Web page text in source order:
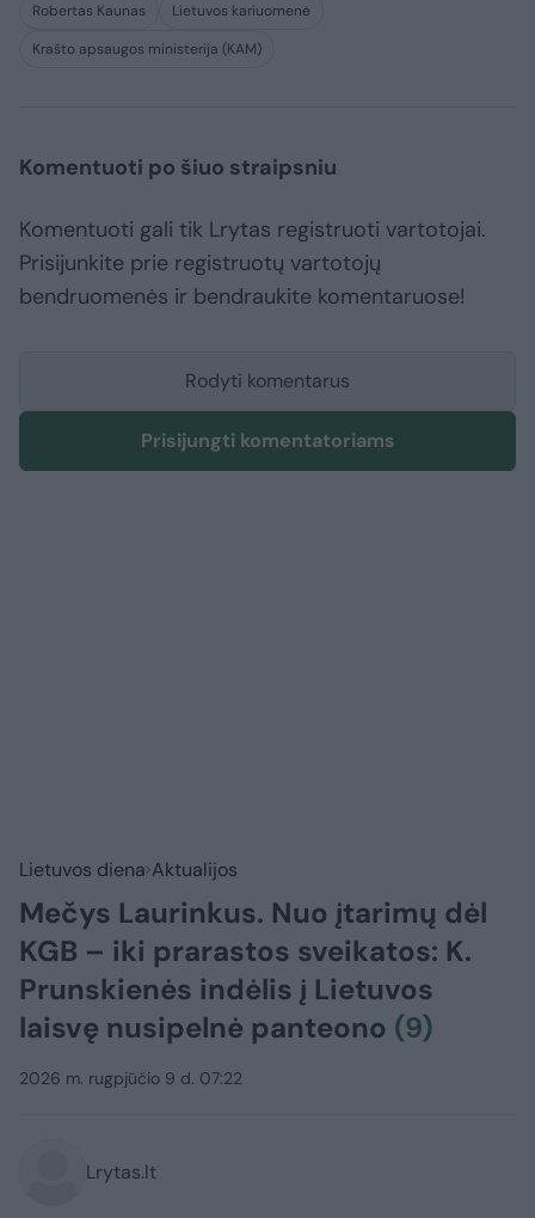
Robertas Kaunas
Lietuvos kariuomenė
Krašto apsaugos ministerija (KAM)
Komentuoti po šiuo straipsniu
Komentuoti gali tik Lrytas registruoti vartotojai.
Prisijunkite prie registruotų vartotojų
bendruomenės ir bendraukite komentaruose!
Rodyti komentarus
Prisijungti komentatoriams
Lietuvos diena Aktualijos
Mečys Laurinkus. Nuo įtarimų dėl
KGB – iki prarastos sveikatos: K.
Prunskienės indėlis į Lietuvos
laisvę nusipelnė panteono (9)
2026 m. rugpjūčio 9 d. 07:22
Lrytas.lt